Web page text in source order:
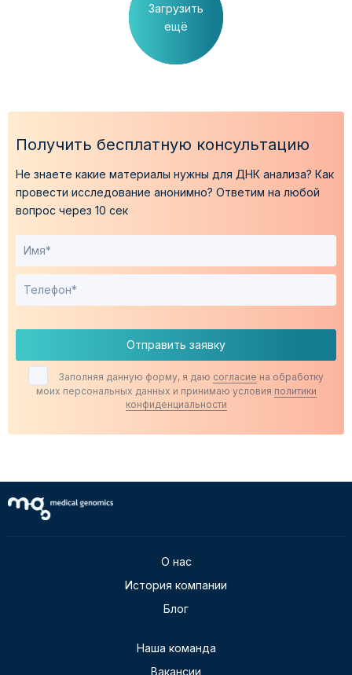
Загрузить
ещё
Получить бесплатную консультацию
Не знаете какие материалы нужны для ДНК анализа? Как
провести исследование анонимно? Ответим на любой
вопрос через 10 сек
Отправить заявку
Заполняя данную форму, я даю согласие на обработку
моих персональных данных и принимаю условия политики
конфиденциальности
О нас
История компании
Блог
Наша команда
Вакансии